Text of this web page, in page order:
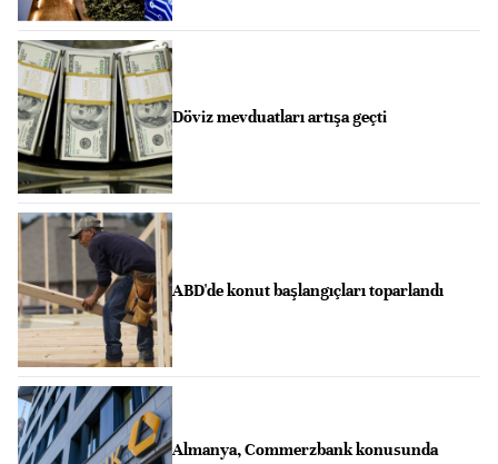
Döviz mevduatları artışa geçti
ABD'de konut başlangıçları toparlandı
Almanya, Commerzbank konusunda